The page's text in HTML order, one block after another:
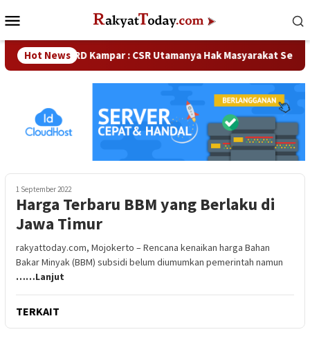
ke
Mobile
Hot News
Waka DPRD Kampar : CSR Utamanya Hak Masyarakat Sekitar
1 September 2022
Harga Terbaru BBM yang Berlaku di
Jawa Timur
rakyattoday.com, Mojokerto – Rencana kenaikan harga Bahan
Bakar Minyak (BBM) subsidi belum diumumkan pemerintah namun
……Lanjut
TERKAIT